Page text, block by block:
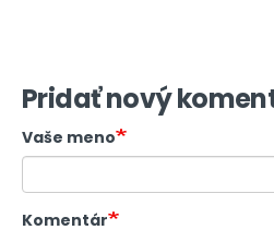
Pridať nový
Vaše meno
Komentár